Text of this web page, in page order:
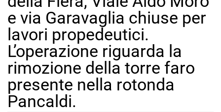
e via Garavaglia chiuse per
lavori propedeutici.
L’operazione riguarda la
rimozione della torre faro
presente nella rotonda
Pancaldi.